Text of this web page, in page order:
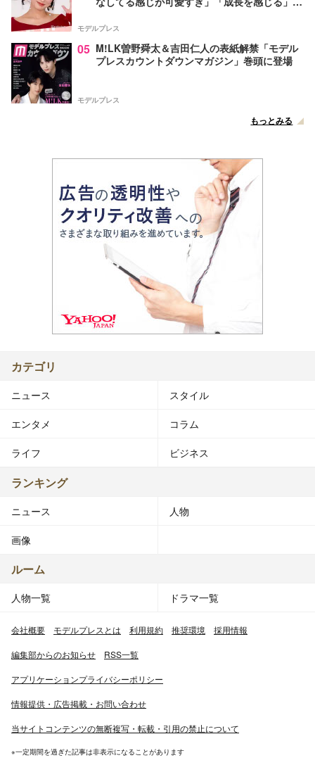
モデルプレス
05 M!LK曽野舜太＆吉田仁人の表紙解禁「モデル
プレスカウントダウンマガジン」巻頭に登場
モデルプレス
もっとみる
カテゴリ
ニュース スタイル
エンタメ コラム
ライフ ビジネス
ランキング
ニュース 人物
画像
ルーム
人物一覧 ドラマ一覧
会社概要 モデルプレスとは 利用規約 推奨環境 採用情報
編集部からのお知らせ RSS一覧
アプリケーションプライバシーポリシー
情報提供・広告掲載・お問い合わせ
当サイトコンテンツの無断複写・転載・引用の禁止について
※一定期間を過ぎた記事は非表示になることがあります